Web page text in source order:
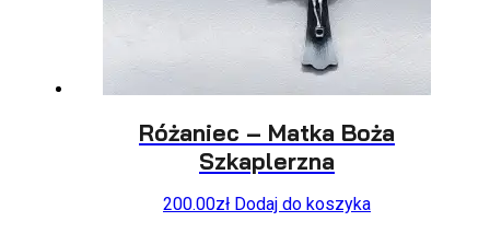
Różaniec – Matka Boża
Szkaplerzna
200.00zł Dodaj do koszyka